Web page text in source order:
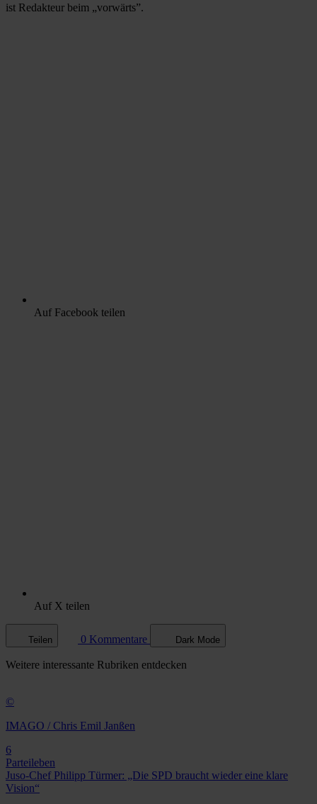
ist Redakteur beim „vorwärts”.
Auf Facebook teilen
Auf X teilen
Teilen 0 Kommentare Dark Mode
Weitere interessante Rubriken entdecken
©
IMAGO / Chris Emil Janßen
6
Parteileben
Juso-Chef Philipp Türmer: „Die SPD braucht wieder eine klare
Vision“